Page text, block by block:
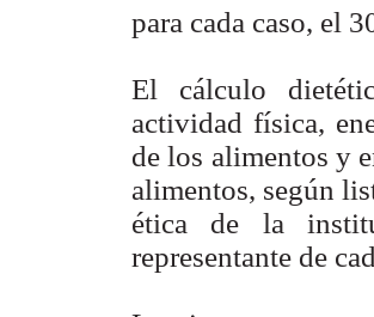
para cada caso, el
El cálculo
actividad física,
de los alimentos y
alimentos, según
ética de la
representante de